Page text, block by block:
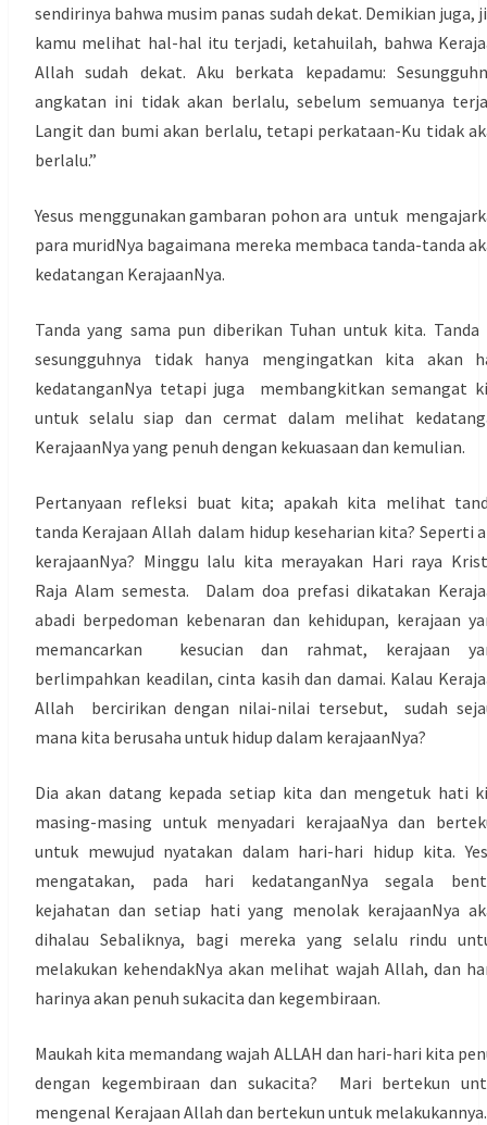
sendirinya bahwa musim panas sudah dekat. Demikian juga,
kamu melihat hal-hal itu terjadi, ketahuilah, bahwa
Allah sudah dekat. Aku berkata kepadamu:
angkatan ini tidak akan berlalu, sebelum semuanya
Langit dan bumi akan berlalu, tetapi perkataan-Ku tidak
berlalu.”
Yesus menggunakan gambaran pohon ara untuk
para muridNya bagaimana mereka membaca tanda-tanda
kedatangan KerajaanNya.
Tanda yang sama pun diberikan Tuhan untuk kita. Tanda
sesungguhnya tidak hanya mengingatkan kita akan
kedatanganNya tetapi juga membangkitkan semangat
untuk selalu siap dan cermat dalam melihat
KerajaanNya yang penuh dengan kekuasaan dan kemulian.
Pertanyaan refleksi buat kita; apakah kita melihat
tanda Kerajaan Allah dalam hidup keseharian kita? Seperti
kerajaanNya? Minggu lalu kita merayakan Hari raya
Raja Alam semesta. Dalam doa prefasi dikatakan
abadi berpedoman kebenaran dan kehidupan, kerajaan
memancarkan kesucian dan rahmat, kerajaan
berlimpahkan keadilan, cinta kasih dan damai. Kalau
Allah bercirikan dengan nilai-nilai tersebut, sudah
mana kita berusaha untuk hidup dalam kerajaanNya?
Dia akan datang kepada setiap kita dan mengetuk hati
masing-masing untuk menyadari kerajaaNya dan
untuk mewujud nyatakan dalam hari-hari hidup kita.
mengatakan, pada hari kedatanganNya segala
kejahatan dan setiap hati yang menolak kerajaanNya
dihalau Sebaliknya, bagi mereka yang selalu rindu
melakukan kehendakNya akan melihat wajah Allah, dan
harinya akan penuh sukacita dan kegembiraan.
Maukah kita memandang wajah ALLAH dan hari-hari kita
dengan kegembiraan dan sukacita? Mari bertekun
mengenal Kerajaan Allah dan bertekun untuk melakukannya.